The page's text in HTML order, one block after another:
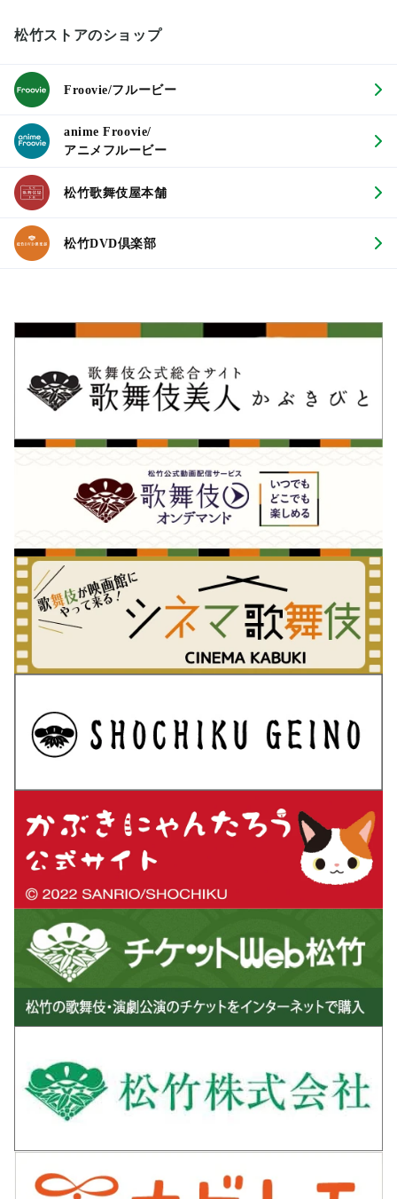
松竹ストアのショップ
Froovie/フルービー
anime Froovie/
アニメフルービー
松竹歌舞伎屋本舗
松竹DVD倶楽部